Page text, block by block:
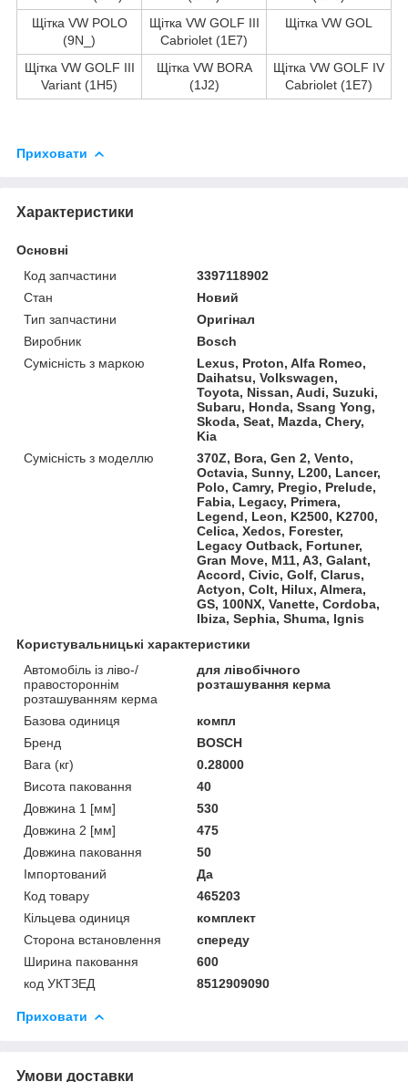
Щітка VW POLO
(9N_)
Щітка VW GOLF III
Cabriolet (1E7)
Щітка VW GOL
Щітка VW GOLF III
Variant (1H5)
Щітка VW BORA
(1J2)
Щітка VW GOLF IV
Cabriolet (1E7)
Приховати
Характеристики
Основні
Код запчастини
3397118902
Стан
Новий
Тип запчастини
Оригінал
Виробник
Bosch
Сумісність з маркою
Lexus, Proton, Alfa Romeo,
Daihatsu, Volkswagen,
Toyota, Nissan, Audi, Suzuki,
Subaru, Honda, Ssang Yong,
Skoda, Seat, Mazda, Chery,
Kia
Сумісність з моделлю
370Z, Bora, Gen 2, Vento,
Octavia, Sunny, L200, Lancer,
Polo, Camry, Pregio, Prelude,
Fabia, Legacy, Primera,
Legend, Leon, K2500, K2700,
Celica, Xedos, Forester,
Legacy Outback, Fortuner,
Gran Move, M11, A3, Galant,
Accord, Civic, Golf, Clarus,
Actyon, Colt, Hilux, Almera,
GS, 100NX, Vanette, Cordoba,
Ibiza, Sephia, Shuma, Ignis
Користувальницькі характеристики
Автомобіль із ліво-/
правостороннім
розташуванням керма
для лівобічного
розташування керма
Базова одиниця
компл
Бренд
BOSCH
Вага (кг)
0.28000
Висота паковання
40
Довжина 1 [мм]
530
Довжина 2 [мм]
475
Довжина паковання
50
Імпортований
Да
Код товару
465203
Кільцева одиниця
комплект
Сторона встановлення
спереду
Ширина паковання
600
код УКТЗЕД
8512909090
Приховати
Умови доставки